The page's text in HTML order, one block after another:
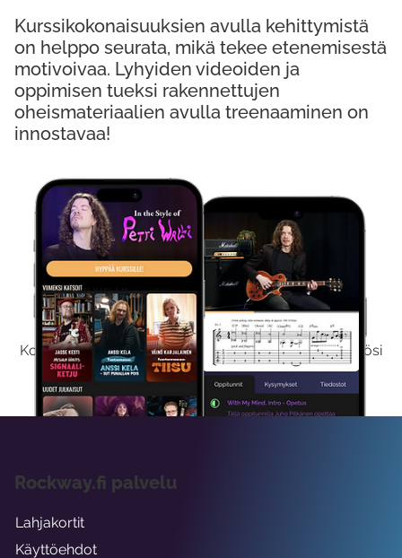
Kokeile Ilmaiseksi
Kokeilemalla ilmaiseksi saat koko sisältömme käyttöösi
viikon ajaksi.
Kurssikokonaisuuksien avulla kehittymistä
on helppo seurata, mikä tekee etenemisestä
motivoivaa. Lyhyiden videoiden ja
oppimisen tueksi rakennettujen
oheismateriaalien avulla treenaaminen on
innostavaa!
Rockway.fi palvelu
Lahjakortit
Käyttöehdot